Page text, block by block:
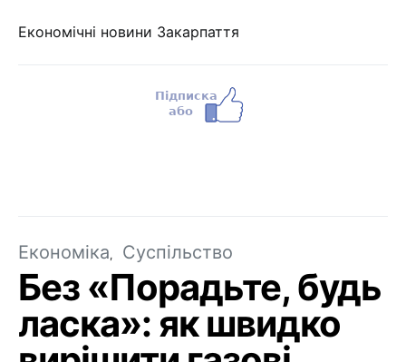
Економічні новини Закарпаття
Економіка Суспільство
Без «Порадьте, будь
ласка»: як швидко